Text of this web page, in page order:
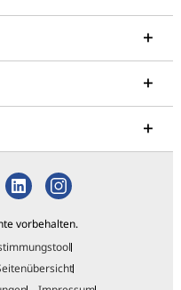
vorbehalten.